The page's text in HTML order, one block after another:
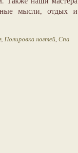
мысли, отдых и
, Полировка ногтей, Спа